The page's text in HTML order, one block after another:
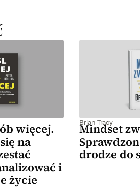
więcej.
na
i
życie
Brian Tracy
Mindset
drodze do